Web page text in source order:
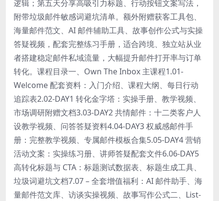
逻辑；第五天分享高吸引力标题、行动按钮文案写法，
附带垃圾邮件敏感词避坑清单。额外附赠获客工具包、
海量邮件范文、AI 邮件辅助工具、故事创作公式与实操
答疑视频，配套完整练习手册，适合跨境、独立站从业
者搭建稳定邮件私域流量，大幅提升邮件打开率与订单
转化。课程目录一、Own The Inbox 主课程1.01-
Welcome 配套资料：入门介绍、课程大纲、每日行动
追踪表2.02-DAY1 转化金字塔：实操手册、教学视频、
市场调研附赠文档3.03-DAY2 共情邮件：十二类客户人
设教学视频、问答答疑资料4.04-DAY3 权威感邮件手
册：完整教学视频、专属邮件模板合集5.05-DAY4 营销
活动文案：实操练习册、讲师答疑配套文件6.06-DAY5
高转化标题与 CTA：标题测试数据表、标题生成工具、
垃圾词避坑文档7.07 – 全套增值福利：AI 邮件助手、海
量邮件范文库、访谈实操视频、故事写作公式二、List-